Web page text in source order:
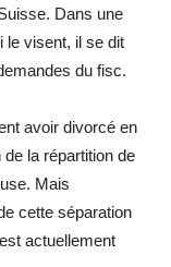
Dans une
le visent, il se dit
du fisc.
avoir divorcé en
la répartition de
Mais
cette séparation
actuellement